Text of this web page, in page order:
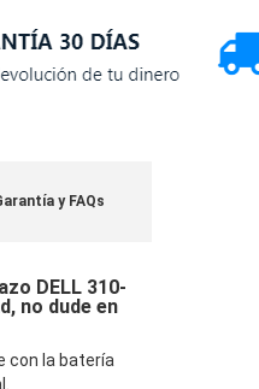
y FAQs
DELL 310-
no dude en
con la batería